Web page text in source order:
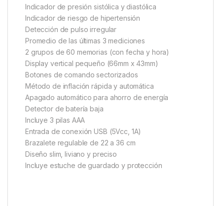
Indicador de presión sistólica y diastólica
Indicador de riesgo de hipertensión
Detección de pulso irregular
Promedio de las últimas 3 mediciones
2 grupos de 60 memorias (con fecha y hora)
Display vertical pequeño (66mm x 43mm)
Botones de comando sectorizados
Método de inflación rápida y automática
Apagado automático para ahorro de energía
Detector de batería baja
Incluye 3 pilas AAA
Entrada de conexión USB (5Vcc, 1A)
Brazalete regulable de 22 a 36 cm
Diseño slim, liviano y preciso
Incluye estuche de guardado y protección